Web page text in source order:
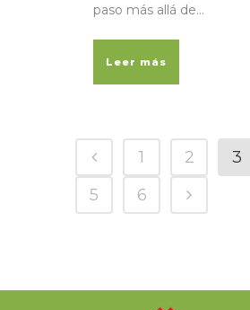
paso más allá de...
Leer más
1 2 3
5
6